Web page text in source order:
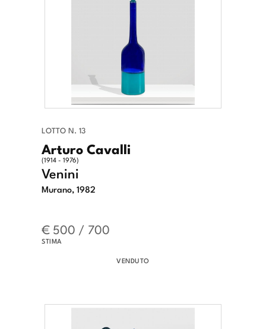
LOTTO N. 13
Arturo Cavalli
(1914 - 1976)
Venini
Murano, 1982
€ 500 / 700
STIMA
VENDUTO